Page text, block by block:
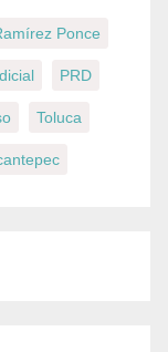
Ponce
PRD
Toluca